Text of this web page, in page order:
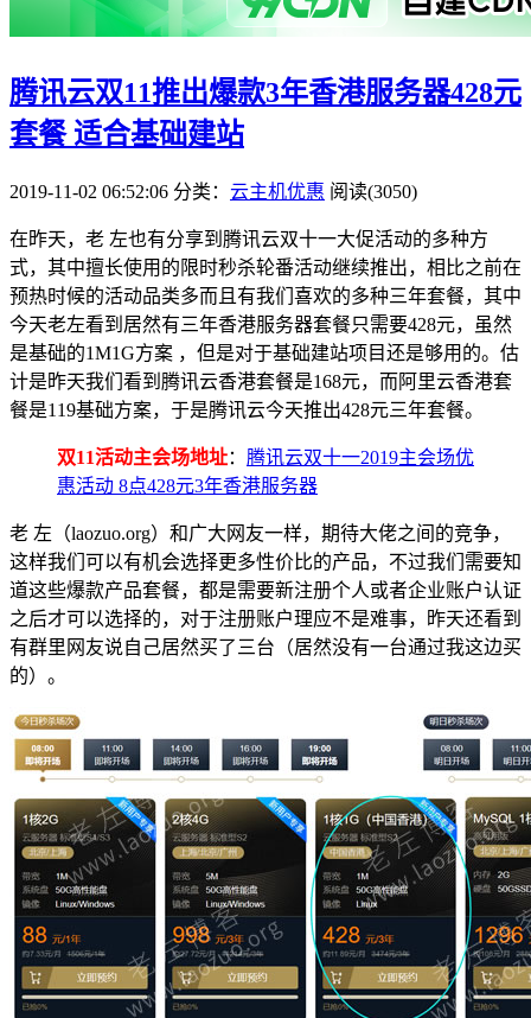
腾讯云双11推出爆款3年香港服务器428元
套餐 适合基础建站
2019-11-02 06:52:06 分类： 云主机优惠 阅读(3050)
在昨天，老 左也有分享到腾讯云双十一大促活动的多种方
式，其中擅长使用的限时秒杀轮番活动继续推出，相比之前在
预热时候的活动品类多而且有我们喜欢的多种三年套餐，其中
今天老左看到居然有三年香港服务器套餐只需要428元，虽然
是基础的1M1G方案 ，但是对于基础建站项目还是够用的。估
计是昨天我们看到腾讯云香港套餐是168元，而阿里云香港套
餐是119基础方案，于是腾讯云今天推出428元三年套餐。
双11活动主会场地址： 腾讯云双十一2019主会场优
惠活动 8点428元3年香港服务器
老 左（laozuo.org）和广大网友一样，期待大佬之间的竞争，
这样我们可以有机会选择更多性价比的产品，不过我们需要知
道这些爆款产品套餐，都是需要新注册个人或者企业账户认证
之后才可以选择的，对于注册账户理应不是难事，昨天还看到
有群里网友说自己居然买了三台（居然没有一台通过我这边买
的）。